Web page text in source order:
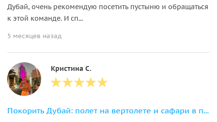
Дубай, очень рекомендую посетить пустыню и обращаться
к этой команде. И сп...
5 месяцев назад
Кристина С.
Покорить Дубай: полет на вертолете и сафари в пустыне с ужином